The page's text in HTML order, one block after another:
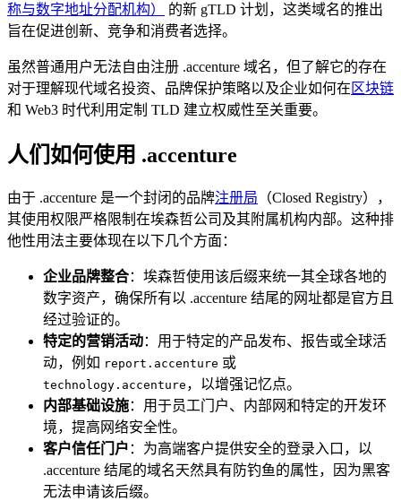
称与数字地址分配机构）
的新 gTLD 计划，这类域名的推出
旨在促进创新、竞争和消费者选择。
虽然普通用户无法自由注册 .accenture 域名，但了解它的存在
对于理解现代域名投资、品牌保护策略以及企业如何在 区块链
和 Web3 时代利用定制 TLD 建立权威性至关重要。
人们如何使用 .accenture
由于 .accenture 是一个封闭的品牌注册局 （Closed Registry），
其使用权限严格限制在埃森哲公司及其附属机构内部。这种排
他性用法主要体现在以下几个方面：
企业品牌整合：埃森哲使用该后缀来统一其全球各地的
数字资产，确保所有以 .accenture 结尾的网址都是官方且
经过验证的。
特定的营销活动：用于特定的产品发布、报告或全球活
动，例如 report.accenture 或
technology.accenture ，以增强记忆点。
内部基础设施：用于员工门户、内部网和特定的开发环
境，提高网络安全性。
客户信任门户 ：为高端客户提供安全的登录入口，以
.accenture 结尾的域名天然具有防钓鱼的属性，因为黑客
无法申请该后缀。